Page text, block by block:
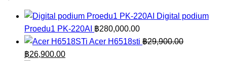
Digital podium
Proedu1 PK-220AI ฿280,000.00
Acer H6518sti ฿29,900.00
Original
฿26,900.00Current